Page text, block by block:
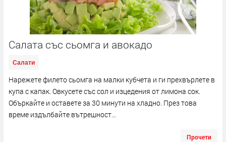
Салата със сьомга и авокадо
Салати
Нарежете филето сьомга на малки кубчета и ги прехвърлете в
купа с капак. Овкусете със сол и изцедения от лимона сок.
Объркайте и оставете за 30 минути на хладно. През това
време издълбайте вътрешност...
Прочети